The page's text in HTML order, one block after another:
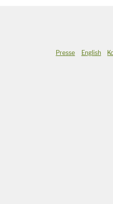
Presse English